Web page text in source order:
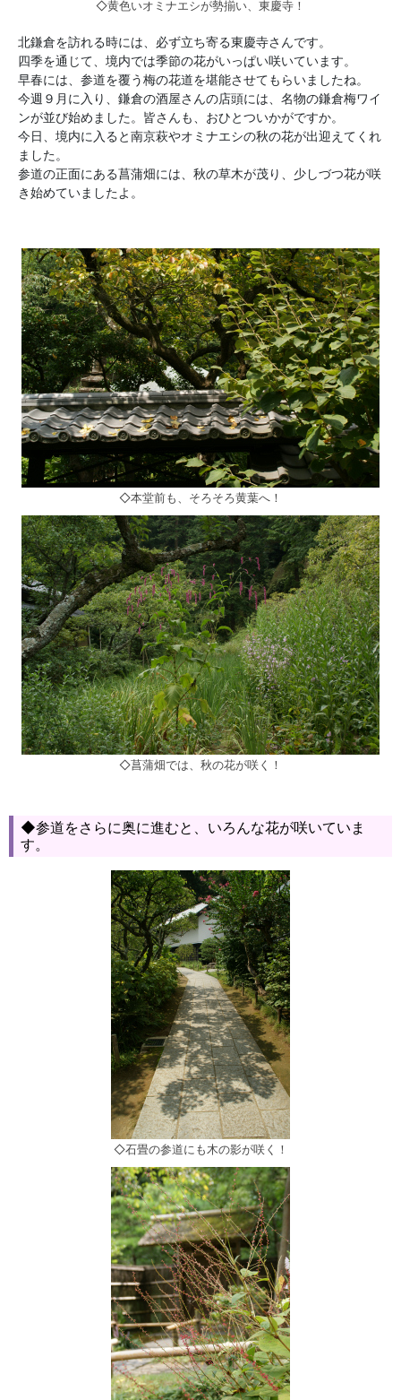
◇黄色いオミナエシが勢揃い、東慶寺！
北鎌倉を訪れる時には、必ず立ち寄る東慶寺さんです。
四季を通じて、境内では季節の花がいっぱい咲いています。
早春には、参道を覆う梅の花道を堪能させてもらいましたね。
今週９月に入り、鎌倉の酒屋さんの店頭には、名物の鎌倉梅ワイ
ンが並び始めました。皆さんも、おひとついかがですか。
今日、境内に入ると南京萩やオミナエシの秋の花が出迎えてくれ
ました。
参道の正面にある菖蒲畑には、秋の草木が茂り、少しづつ花が咲
き始めていましたよ。
◇本堂前も、そろそろ黄葉へ！
◇菖蒲畑では、秋の花が咲く！
◆参道をさらに奥に進むと、いろんな花が咲いていま
す。
◇石畳の参道にも木の影が咲く！